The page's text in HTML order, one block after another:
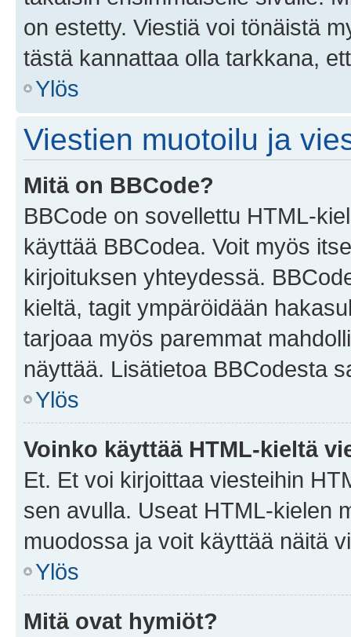
on estetty. Viestiä voi tönäistä
tästä kannattaa olla tarkkana,
Ylös
Viestien muotoilu ja
Mitä on BBCode?
BBCode on sovellettu HTML-
käyttää BBCodea. Voit myös
kirjoituksen yhteydessä.
kieltä, tagit ympäröidään
tarjoaa myös paremmat
näyttää. Lisätietoa BBCodesta
Ylös
Voinko käyttää HTML-kieltä
Et. Et voi kirjoittaa viesteihin
sen avulla. Useat HTML-kielen
muodossa ja voit käyttää näitä
Ylös
Mitä ovat hymiöt?